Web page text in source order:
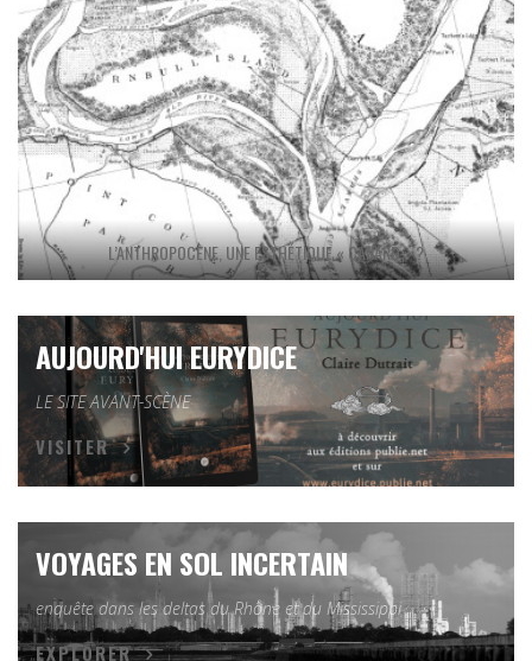
L’ANTHROPOCÈNE, UNE ESTHÉTIQUE « CANARD » ?
AUJOURD'HUI EURYDICE
LE SITE AVANT-SCÈNE
VISITER
VOYAGES EN SOL INCERTAIN
enquête dans les deltas du Rhône et du Mississippi
EXPLORER